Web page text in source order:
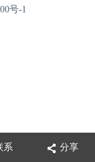
号-1
系 分享